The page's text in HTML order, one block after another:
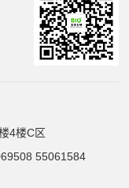
4楼C区
55061584